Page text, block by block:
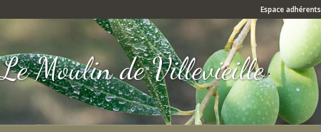
Espace adhérents
Le Moulin de Villevieille